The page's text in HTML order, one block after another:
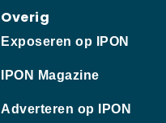
Overig
Exposeren op IPON
IPON Magazine
Adverteren op IPON